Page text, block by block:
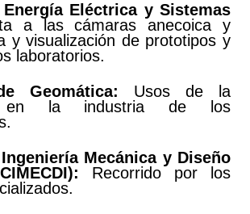
Eléctrica y Sistemas
a las cámaras anecoica y
y visualización de prototipos y
laboratorios.
Geomática: Usos de la
en la industria de los
Mecánica y Diseño
Recorrido por los